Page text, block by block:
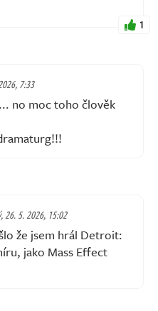
1
7:33
no moc toho člověk
26. 5. 2026, 15:02
že jsem hrál Detroit:
jako Mass Effect